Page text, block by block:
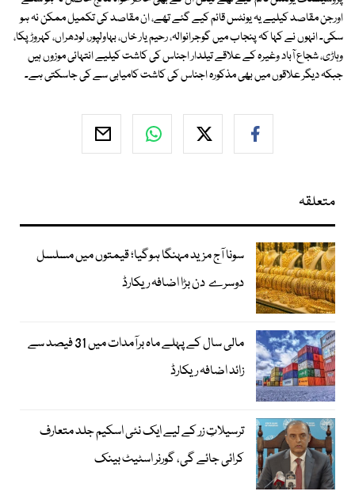
اورجن مقاصد کیلیے یہ یونٹس قائم کیے گئے تھے، ان مقاصد کی تکمیل ممکن نہ ہو
سکی۔ انہوں نے کہا کہ پنجاب میں گوجرانوالہ، رحیم یار خاں، بہاولپور، لودھراں، کہروڑ پکا،
وہاڑی، شجاع آباد وغیرہ کے علاقے تیلدار اجناس کی کاشت کیلیے انتہائی موزوں ہیں
جبکہ دیگر علاقوں میں بھی مذکورہ اجناس کی کاشت کامیابی سے کی جاسکتی ہے۔
متعلقہ
سونا آج مزید مہنگا ہوگیا؛ قیمتوں میں مسلسل
دوسرے دن بڑا اضافہ ریکارڈ
مالی سال کے پہلے ماہ برآمدات میں 31 فیصد سے
زائد اضافہ ریکارڈ
ترسیلاتِ زر کے لیے ایک نئی اسکیم جلد متعارف
کرائی جائے گی، گورنر اسٹیٹ بینک